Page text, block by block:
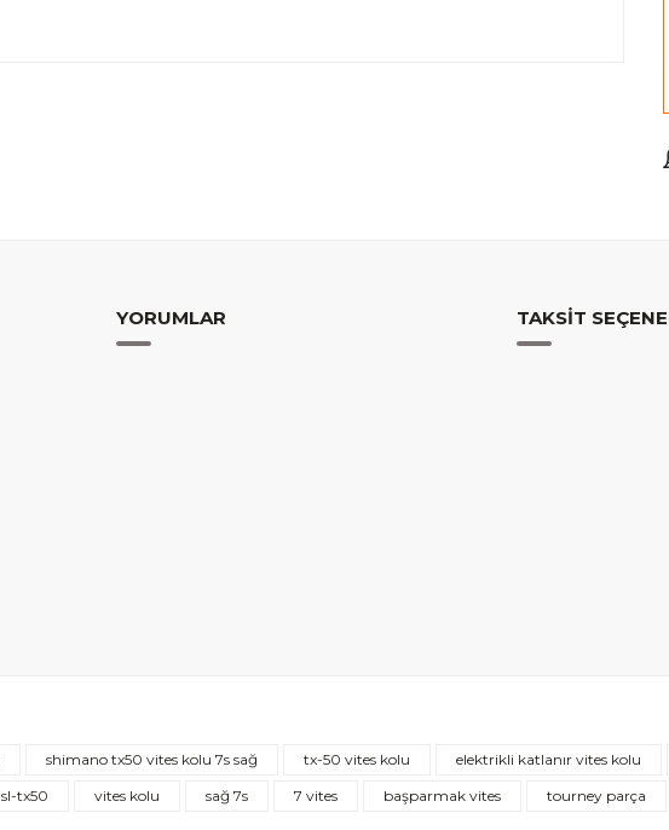
YORUMLAR TAKSIT
Yorum Yaz
shimano tx50 vites kolu 7s sağ tx-50 vites kolu elektrikli katlanır vites kolu
sl-tx50 vites kolu sağ 7s 7 vites başparmak vites tourney parça